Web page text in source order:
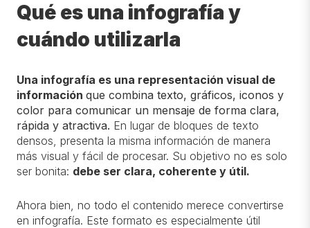
Qué es una infografía y
cuándo utilizarla
Una infografía es una representación visual de
información que combina texto, gráficos, iconos y
color para comunicar un mensaje de forma clara,
rápida y atractiva. En lugar de bloques de texto
densos, presenta la misma información de manera
más visual y fácil de procesar. Su objetivo no es solo
ser bonita: debe ser clara, coherente y útil.
Ahora bien, no todo el contenido merece convertirse
en infografía. Este formato es especialmente útil